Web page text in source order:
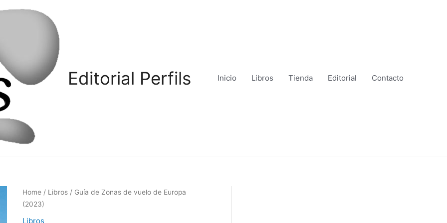
Editorial Perfils Inicio Libros Tienda Editorial Contacto
Home/ Libros/ Guía de Zonas de vuelo de Europa
(2023)
Libros